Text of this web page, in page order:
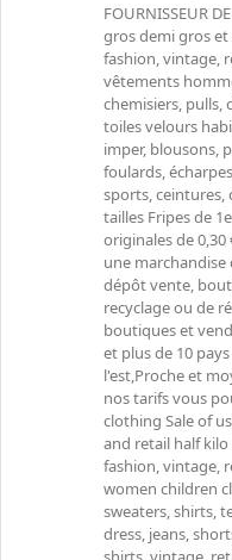
FOURNISSEUR
gros demi gros et
fashion, vintage,
vêtements
chemisiers, pulls,
toiles velours
imper, blousons,
foulards,
sports, ceintures,
tailles Fripes de
originales de 0,30
une
dépôt vente,
recyclage ou de
boutiques et
et plus de 10
l'est,Proche et
nos tarifs vous
clothing Sale of
and retail half
fashion, vintage,
women children
sweaters, shirts,
dress, jeans,